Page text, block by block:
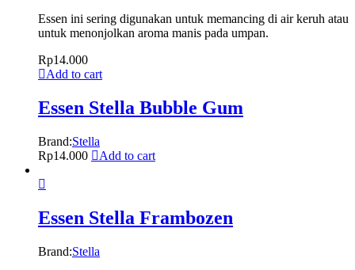
Essen ini sering digunakan untuk memancing di air keruh atau
untuk menonjolkan aroma manis pada umpan.
Rp14.000
Add to cart
Essen Stella Bubble Gum
Brand:Stella
Rp14.000 Add to cart
Essen Stella Frambozen
Brand:Stella